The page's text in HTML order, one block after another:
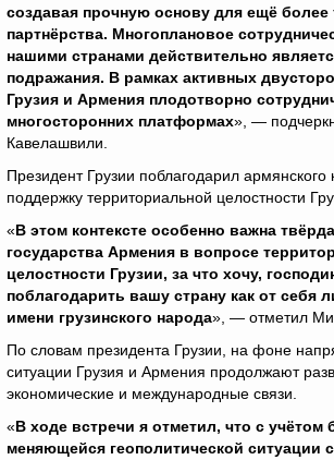
создавая прочную основу для ещё более
партнёрства. Многоплановое
нашими странами действительно
подражания. В рамках активных
Грузия и Армения плодотворно
многосторонних платформах», —
Кавелашвили.
Президент Грузии поблагодарил армянского
поддержку территориальной целостности
«В этом контексте особенно важна
государства Армения в вопросе
целостности Грузии, за что хочу,
поблагодарить вашу страну как от себя
имени грузинского народа», — отметил
По словам президента Грузии, на фоне
ситуации Грузия и Армения продолжают
экономические и международные связи.
«В ходе встречи я отметил, что с учётом
меняющейся геополитической ситуации